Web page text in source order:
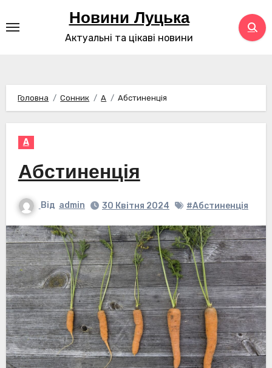
до
Новини Луцька
Актуальні та цікаві новини
Головна Сонник А Абстиненція
А
Абстиненція
Від admin 30 Квітня 2024 #Абстиненція